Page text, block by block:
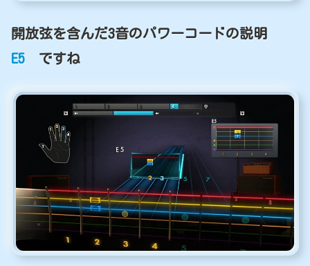
開放弦を含んだ3音のパワーコードの説明
E5 ですね